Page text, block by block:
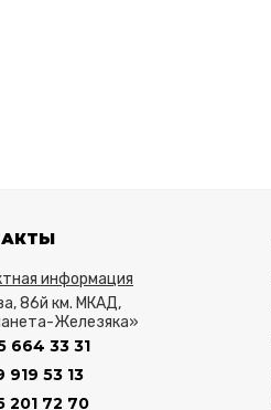
информация
86й км. МКАД,
Железяка»
664 33 31
919 53 13
201 72 70